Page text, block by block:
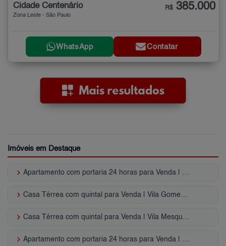
Cidade Centenário
Zona Leste - São Paulo
R$ 385.000
WhatsApp Contatar
Imóveis em Destaque
keyboard_arrow_right Apartamento com portaria 24 horas para Venda | Fazenda Aricanduva
keyboard_arrow_right Casa Térrea com quintal para Venda | Vila Gomes Cardim
keyboard_arrow_right Casa Térrea com quintal para Venda | Vila Mesquita
keyboard_arrow_right Apartamento com portaria 24 horas para Venda | Vila Santana